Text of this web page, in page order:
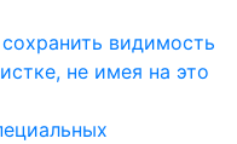
видимость
не имея на это